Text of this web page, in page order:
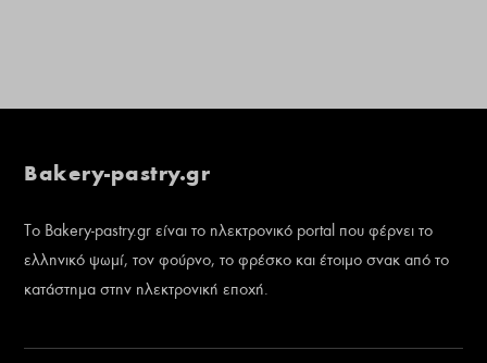
Bakery-pastry.gr
Το Bakery-pastry.gr είναι το ηλεκτρονικό portal που φέρνει το
ελληνικό ψωμί, τον φούρνο, το φρέσκο και έτοιμο σνακ από το
κατάστημα στην ηλεκτρονική εποχή.